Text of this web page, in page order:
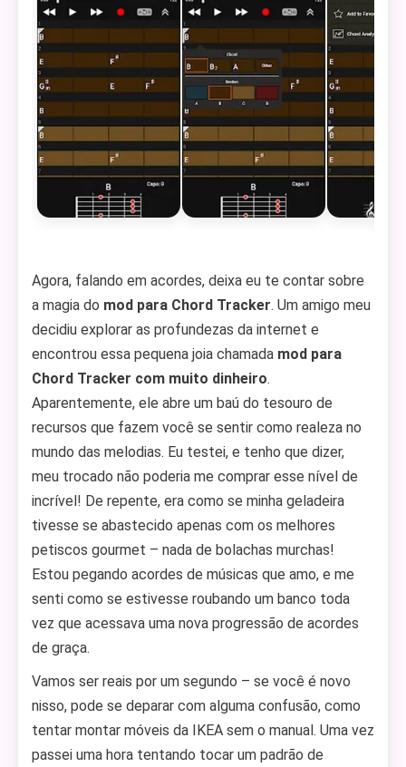
Agora, falando em acordes, deixa eu te contar sobre
a magia do mod para Chord Tracker. Um amigo meu
decidiu explorar as profundezas da internet e
encontrou essa pequena joia chamada mod para
Chord Tracker com muito dinheiro.
Aparentemente, ele abre um baú do tesouro de
recursos que fazem você se sentir como realeza no
mundo das melodias. Eu testei, e tenho que dizer,
meu trocado não poderia me comprar esse nível de
incrível! De repente, era como se minha geladeira
tivesse se abastecido apenas com os melhores
petiscos gourmet – nada de bolachas murchas!
Estou pegando acordes de músicas que amo, e me
senti como se estivesse roubando um banco toda
vez que acessava uma nova progressão de acordes
de graça.
Vamos ser reais por um segundo – se você é novo
nisso, pode se deparar com alguma confusão, como
tentar montar móveis da IKEA sem o manual. Uma vez
passei uma hora tentando tocar um padrão de